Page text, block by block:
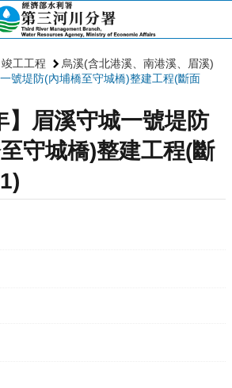
竣工工程
烏溪(含北港溪、南港溪、眉溪)
一號堤防(內埔橋至守城橋)整建工程(斷面
】眉溪守城一號堤防
守城橋)整建工程(斷